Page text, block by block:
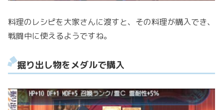
料理のレシピを大家さんに渡すと、その料理が購入でき、
戦闘中に使えるようですね。
掘り出し物をメダルで購入